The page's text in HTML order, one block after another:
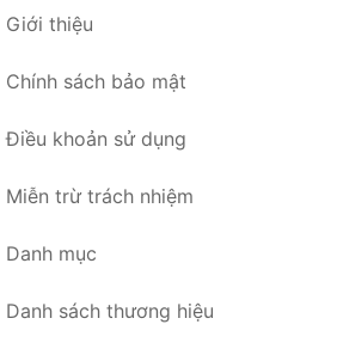
Giới thiệu
Chính sách bảo mật
Điều khoản sử dụng
Miễn trừ trách nhiệm
Danh mục
Danh sách thương hiệu